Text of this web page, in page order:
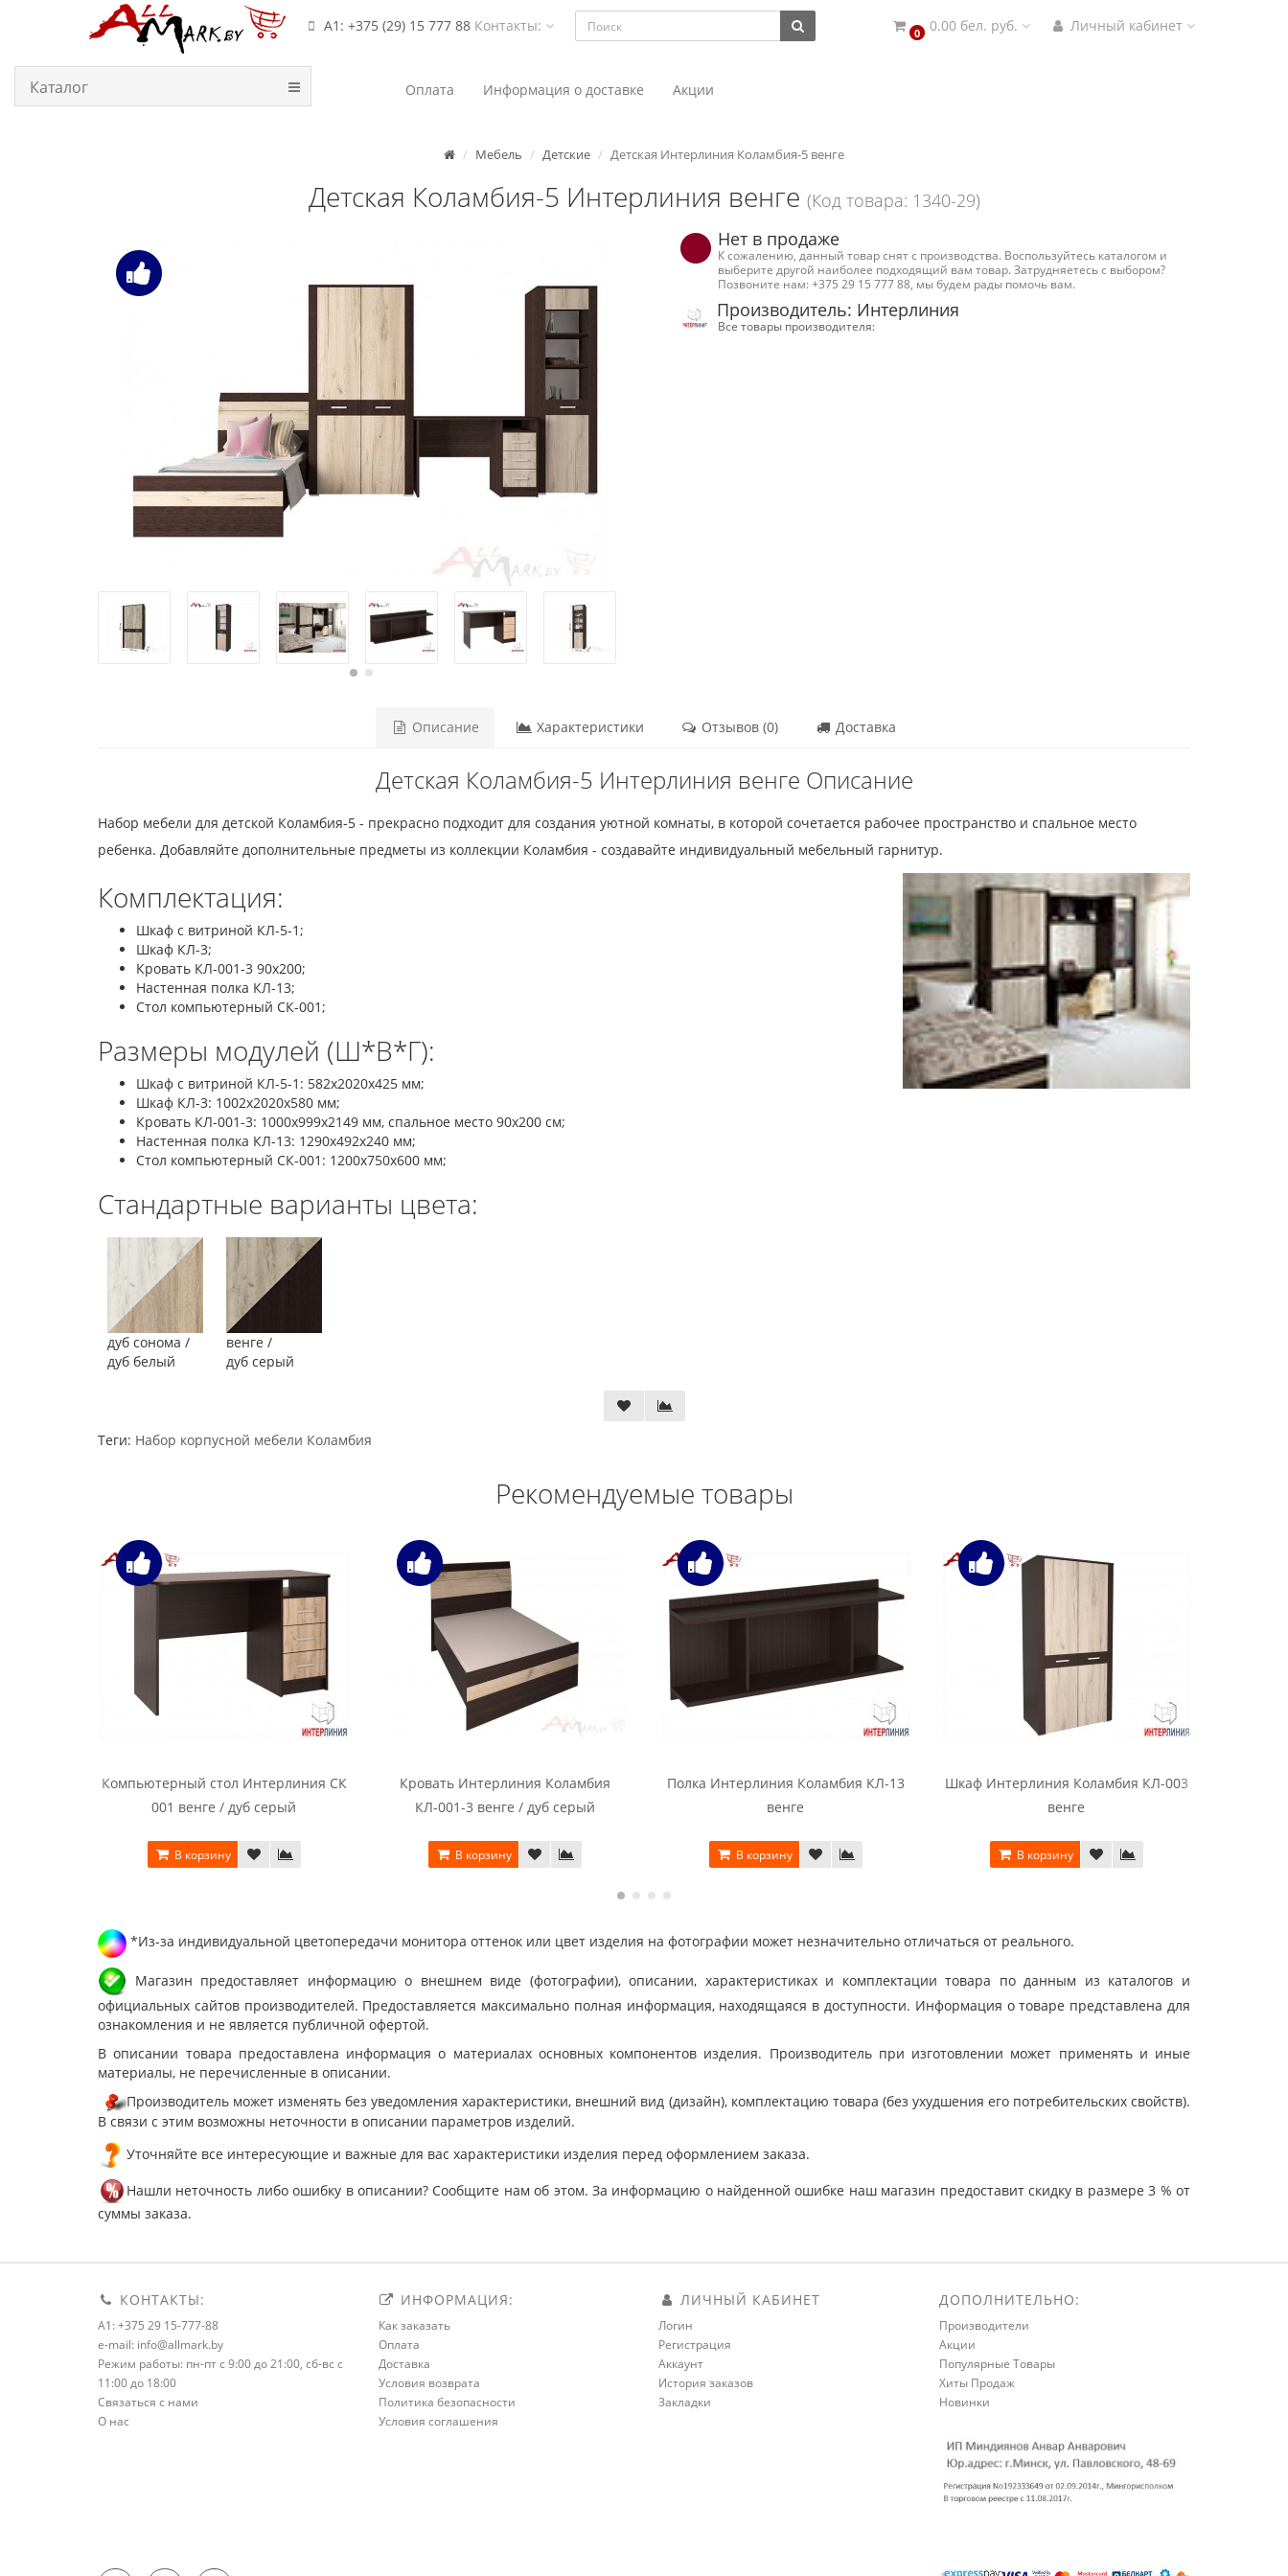
А1: +375 (29) 15 777 88 Контакты: 0 0.00 бел. руб. Личный кабинет
Каталог Оплата Информация о доставке Акции
Мебель Детские Детская Интерлиния Коламбия-5 венге
Детская Коламбия-5 Интерлиния венге (Код товара: 1340-29)
Нет в продаже
К сожалению, данный товар снят с производства. Воспользуйтесь каталогом и
выберите другой наиболее подходящий вам товар. Затрудняетесь с выбором?
Позвоните нам: +375 29 15 777 88, мы будем рады помочь вам.
Производитель: Интерлиния
Все товары производителя:
Описание Характеристики Отзывов (0) Доставка
Детская Коламбия-5 Интерлиния венге Описание
Набор мебели для детской Коламбия-5 - прекрасно подходит для создания уютной комнаты, в которой сочетается рабочее пространство и спальное место
ребенка. Добавляйте дополнительные предметы из коллекции Коламбия - создавайте индивидуальный мебельный гарнитур.
Комплектация:
Шкаф с витриной КЛ-5-1;
Шкаф КЛ-3;
Кровать КЛ-001-3 90x200;
Настенная полка КЛ-13;
Стол компьютерный СК-001;
Размеры модулей (Ш*В*Г):
Шкаф с витриной КЛ-5-1: 582х2020х425 мм;
Шкаф КЛ-3: 1002х2020х580 мм;
Кровать КЛ-001-3: 1000х999х2149 мм, спальное место 90x200 см;
Настенная полка КЛ-13: 1290х492х240 мм;
Стол компьютерный СК-001: 1200x750x600 мм;
Стандартные варианты цвета:
дуб сонома /
дуб белый
венге /
дуб серый
Теги: Набор корпусной мебели Коламбия
Рекомендуемые товары
Компьютерный стол Интерлиния СК
001 венге / дуб серый
В корзину
Кровать Интерлиния Коламбия
КЛ-001-3 венге / дуб серый
В корзину
Полка Интерлиния Коламбия КЛ-13
венге
В корзину
Шкаф Интерлиния Коламбия КЛ-003
венге
В корзину
*Из-за индивидуальной цветопередачи монитора оттенок или цвет изделия на фотографии может незначительно отличаться от реального.
Магазин предоставляет информацию о внешнем виде (фотографии), описании, характеристиках и комплектации товара по данным из каталогов и
официальных сайтов производителей. Предоставляется максимально полная информация, находящаяся в доступности. Информация о товаре представлена для
ознакомления и не является публичной офертой.
В описании товара предоставлена информация о материалах основных компонентов изделия. Производитель при изготовлении может применять и иные
материалы, не перечисленные в описании.
Производитель может изменять без уведомления характеристики, внешний вид (дизайн), комплектацию товара (без ухудшения его потребительских свойств).
В связи с этим возможны неточности в описании параметров изделий.
Уточняйте все интересующие и важные для вас характеристики изделия перед оформлением заказа.
Нашли неточность либо ошибку в описании? Сообщите нам об этом. За информацию о найденной ошибке наш магазин предоставит скидку в размере 3 % от
суммы заказа.
КОНТАКТЫ:
A1: +375 29 15-777-88
e-mail: info@allmark.by
Режим работы: пн-пт с 9:00 до 21:00, сб-вс с
11:00 до 18:00
Связаться с нами
О нас
ИНФОРМАЦИЯ:
Как заказать
Оплата
Доставка
Условия возврата
Политика безопасности
Условия соглашения
ЛИЧНЫЙ КАБИНЕТ
Логин
Регистрация
Аккаунт
История заказов
Закладки
ДОПОЛНИТЕЛЬНО:
Производители
Акции
Популярные Товары
Хиты Продаж
Новинки